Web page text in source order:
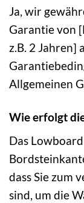
Ja, wir
Garantie von
z.B. 2 Jahren]
Allgemeinen
Wie erfolgt
Das
dass Sie zum
sind, um die